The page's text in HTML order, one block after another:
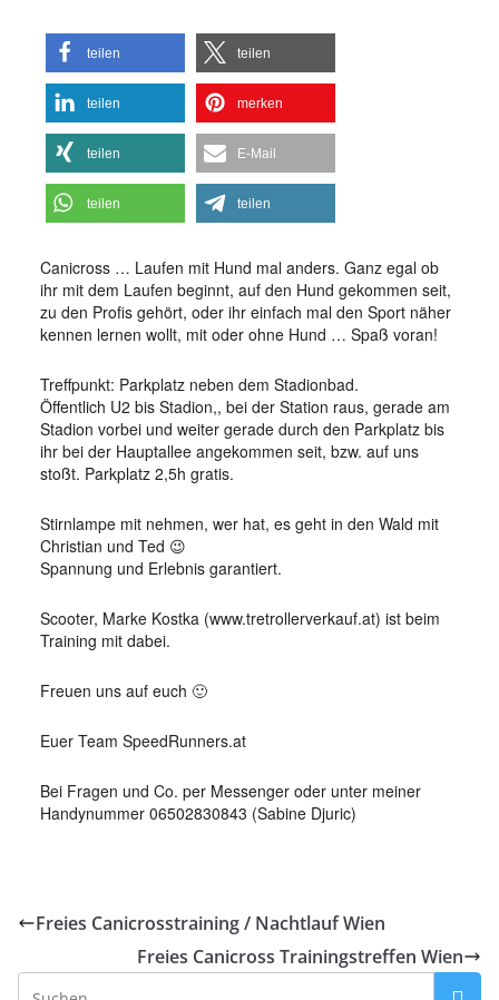
teilen teilen
teilen merken
teilen E-Mail
teilen teilen
Canicross … Laufen mit Hund mal anders. Ganz egal ob
ihr mit dem Laufen beginnt, auf den Hund gekommen seit,
zu den Profis gehört, oder ihr einfach mal den Sport näher
kennen lernen wollt, mit oder ohne Hund … Spaß voran!
Treffpunkt: Parkplatz neben dem Stadionbad.
Öffentlich U2 bis Stadion,, bei der Station raus, gerade am
Stadion vorbei und weiter gerade durch den Parkplatz bis
ihr bei der Hauptallee angekommen seit, bzw. auf uns
stoßt. Parkplatz 2,5h gratis.
Stirnlampe mit nehmen, wer hat, es geht in den Wald mit
Christian und Ted 😉
Spannung und Erlebnis garantiert.
Scooter, Marke Kostka (www.tretrollerverkauf.at) ist beim
Training mit dabei.
Freuen uns auf euch 🙂
Euer Team SpeedRunners.at
Bei Fragen und Co. per Messenger oder unter meiner
Handynummer 06502830843 (Sabine Djuric)
Freies Canicrosstraining / Nachtlauf Wien
Freies Canicross Trainingstreffen Wien